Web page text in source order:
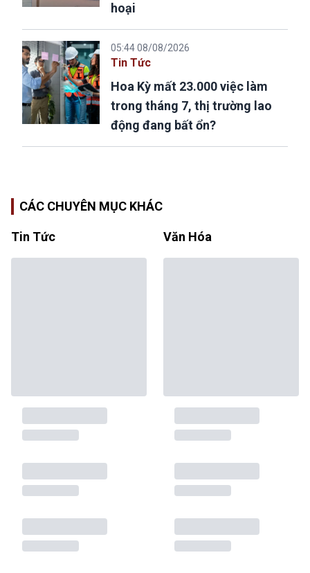
hoại
05:44 08/08/2026
Tin Tức
Hoa Kỳ mất 23.000 việc làm
trong tháng 7, thị trường lao
động đang bất ổn?
CÁC CHUYÊN MỤC KHÁC
Tin Tức Văn Hóa